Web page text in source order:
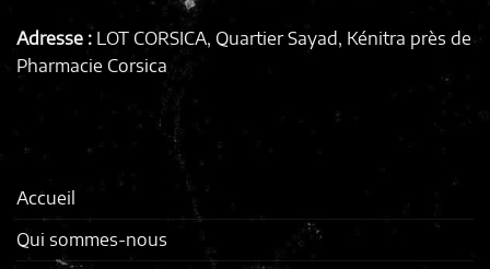
Adresse : LOT CORSICA, Quartier Sayad, Kénitra près de
Pharmacie Corsica
Accueil
Qui sommes-nous